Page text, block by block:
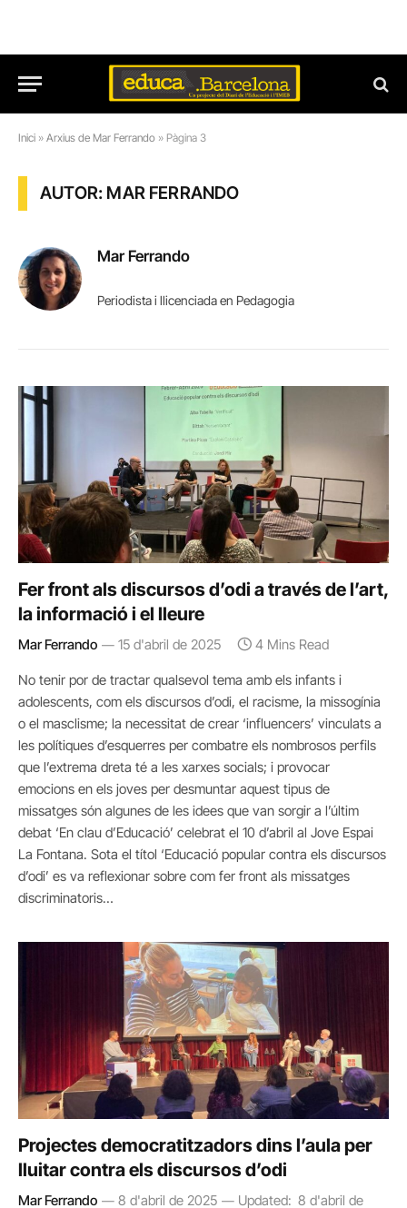
Inici » Arxius de Mar Ferrando » Pàgina 3
AUTOR: MAR FERRANDO
Mar Ferrando
Periodista i llicenciada en Pedagogia
Fer front als discursos d’odi a través de l’art,
la informació i el lleure
Mar Ferrando 15 d'abril de 2025 4 Mins Read
No tenir por de tractar qualsevol tema amb els infants i
adolescents, com els discursos d’odi, el racisme, la missogínia
o el masclisme; la necessitat de crear ‘influencers’ vinculats a
les polítiques d’esquerres per combatre els nombrosos perfils
que l’extrema dreta té a les xarxes socials; i provocar
emocions en els joves per desmuntar aquest tipus de
missatges són algunes de les idees que van sorgir a l’últim
debat ‘En clau d’Educació’ celebrat el 10 d’abril al Jove Espai
La Fontana. Sota el títol ‘Educació popular contra els discursos
d’odi’ es va reflexionar sobre com fer front als missatges
discriminatoris…
Projectes democratitzadors dins l’aula per
lluitar contra els discursos d’odi
Mar Ferrando 8 d'abril de 2025 Updated: 8 d'abril de